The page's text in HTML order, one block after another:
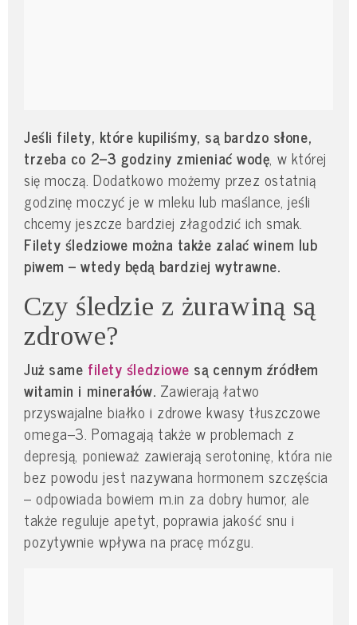
Jeśli filety, które kupiliśmy, są bardzo słone,
trzeba co 2–3 godziny zmieniać wodę, w której
się moczą. Dodatkowo możemy przez ostatnią
godzinę moczyć je w mleku lub maślance, jeśli
chcemy jeszcze bardziej złagodzić ich smak.
Filety śledziowe można także zalać winem lub
piwem – wtedy będą bardziej wytrawne.
Czy śledzie z żurawiną są
zdrowe?
Już same filety śledziowe są cennym źródłem
witamin i minerałów. Zawierają łatwo
przyswajalne białko i zdrowe kwasy tłuszczowe
omega–3. Pomagają także w problemach z
depresją, ponieważ zawierają serotoninę, która nie
bez powodu jest nazywana hormonem szczęścia
– odpowiada bowiem m.in za dobry humor, ale
także reguluje apetyt, poprawia jakość snu i
pozytywnie wpływa na pracę mózgu.